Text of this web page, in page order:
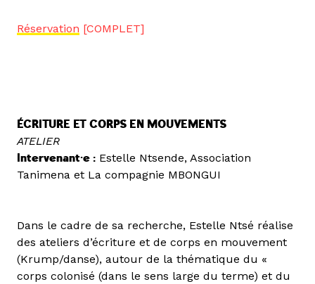
Réservation [COMPLET]
ÉCRITURE ET CORPS EN MOUVEMENTS
ATELIER
Intervenant·e : Estelle Ntsende, Association
Tanimena et La compagnie MBONGUI
Dans le cadre de sa recherche, Estelle Ntsé réalise
des ateliers d’écriture et de corps en mouvement
(Krump/danse), autour de la thématique du «
corps colonisé (dans le sens large du terme) et du